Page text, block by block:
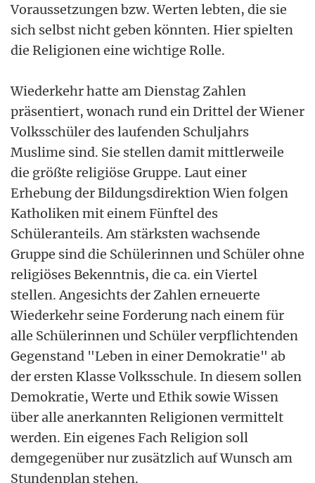
Voraussetzungen bzw. Werten lebten, die sie
sich selbst nicht geben könnten. Hier spielten
die Religionen eine wichtige Rolle.
Wiederkehr hatte am Dienstag Zahlen
präsentiert, wonach rund ein Drittel der Wiener
Volksschüler des laufenden Schuljahrs
Muslime sind. Sie stellen damit mittlerweile
die größte religiöse Gruppe. Laut einer
Erhebung der Bildungsdirektion Wien folgen
Katholiken mit einem Fünftel des
Schüleranteils. Am stärksten wachsende
Gruppe sind die Schülerinnen und Schüler ohne
religiöses Bekenntnis, die ca. ein Viertel
stellen. Angesichts der Zahlen erneuerte
Wiederkehr seine Forderung nach einem für
alle Schülerinnen und Schüler verpflichtenden
Gegenstand "Leben in einer Demokratie" ab
der ersten Klasse Volksschule. In diesem sollen
Demokratie, Werte und Ethik sowie Wissen
über alle anerkannten Religionen vermittelt
werden. Ein eigenes Fach Religion soll
demgegenüber nur zusätzlich auf Wunsch am
Stundenplan stehen.